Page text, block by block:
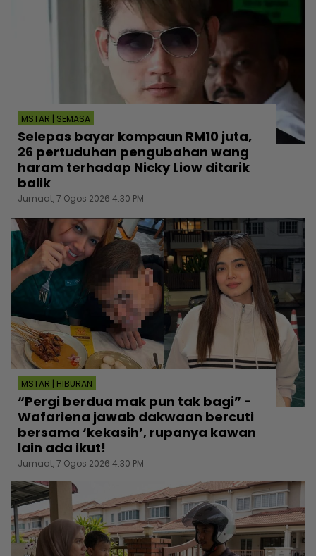
MSTAR | SEMASA
Selepas bayar kompaun RM10 juta,
26 pertuduhan pengubahan wang
haram terhadap Nicky Liow ditarik
balik
Jumaat, 7 Ogos 2026 4:30 PM
MSTAR | HIBURAN
“Pergi berdua mak pun tak bagi” -
Wafariena jawab dakwaan bercuti
bersama ‘kekasih’, rupanya kawan
lain ada ikut!
Jumaat, 7 Ogos 2026 4:30 PM